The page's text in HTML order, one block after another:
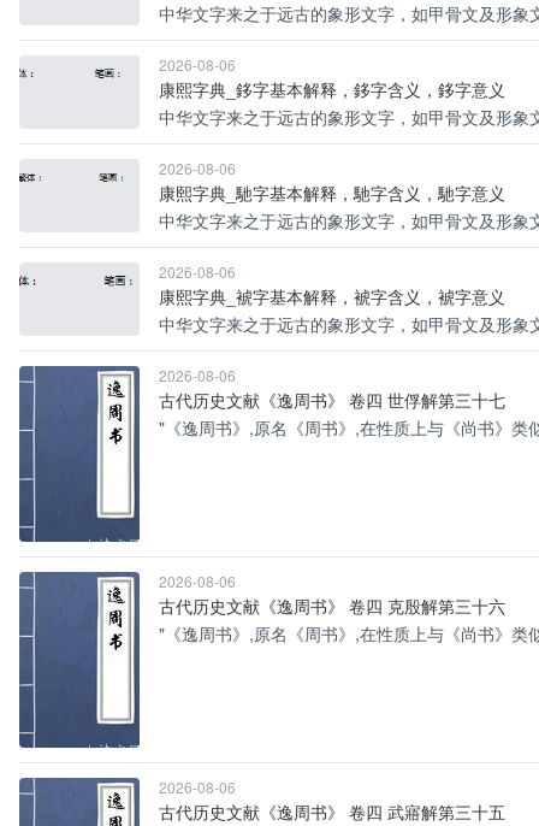
中华文字来之于远古的象形文字，如甲骨文及形
2026-08-06
康熙字典_鉹字基本解释，鉹字含义，鉹字意义
中华文字来之于远古的象形文字，如甲骨文及形
2026-08-06
康熙字典_馳字基本解释，馳字含义，馳字意义
中华文字来之于远古的象形文字，如甲骨文及形
2026-08-06
康熙字典_裭字基本解释，裭字含义，裭字意义
中华文字来之于远古的象形文字，如甲骨文及形
2026-08-06
古代历史文献《逸周书》 卷四 世俘解第三十七
"《逸周书》,原名《周书》,在性质上与《尚书》
2026-08-06
古代历史文献《逸周书》 卷四 克殷解第三十六
"《逸周书》,原名《周书》,在性质上与《尚书》
2026-08-06
古代历史文献《逸周书》 卷四 武寤解第三十五